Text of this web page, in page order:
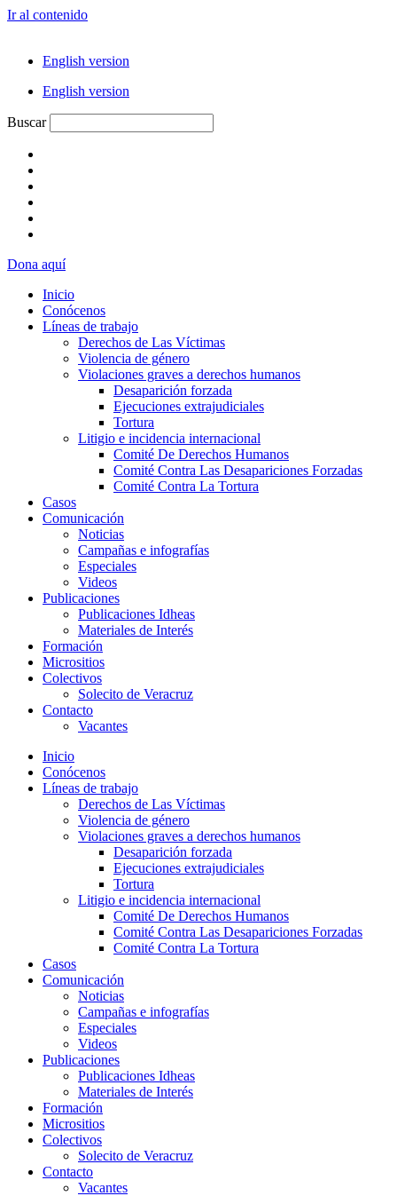
Ir al contenido
English version
English version
Buscar
Dona aquí
Inicio
Conócenos
Líneas de trabajo
Derechos de Las Víctimas
Violencia de género
Violaciones graves a derechos humanos
Desaparición forzada​
Ejecuciones extrajudiciales
Tortura
Litigio e incidencia internacional
Comité De Derechos Humanos​
Comité Contra Las Desapariciones Forzadas
Comité Contra La Tortura​
Casos
Comunicación
Noticias
Campañas e infografías
Especiales
Videos
Publicaciones
Publicaciones Idheas
Materiales de Interés
Formación
Micrositios
Colectivos
Solecito de Veracruz
Contacto
Vacantes
Inicio
Conócenos
Líneas de trabajo
Derechos de Las Víctimas
Violencia de género
Violaciones graves a derechos humanos
Desaparición forzada​
Ejecuciones extrajudiciales
Tortura
Litigio e incidencia internacional
Comité De Derechos Humanos​
Comité Contra Las Desapariciones Forzadas
Comité Contra La Tortura​
Casos
Comunicación
Noticias
Campañas e infografías
Especiales
Videos
Publicaciones
Publicaciones Idheas
Materiales de Interés
Formación
Micrositios
Colectivos
Solecito de Veracruz
Contacto
Vacantes